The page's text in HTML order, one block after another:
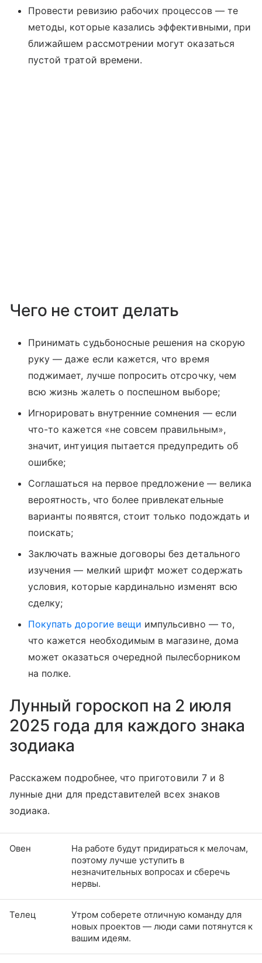
Провести ревизию рабочих процессов — те
методы, которые казались эффективными, при
ближайшем рассмотрении могут оказаться
пустой тратой времени.
Чего не стоит делать
Принимать судьбоносные решения на скорую
руку — даже если кажется, что время
поджимает, лучше попросить отсрочку, чем
всю жизнь жалеть о поспешном выборе;
Игнорировать внутренние сомнения — если
что-то кажется «не совсем правильным»,
значит, интуиция пытается предупредить об
ошибке;
Соглашаться на первое предложение — велика
вероятность, что более привлекательные
варианты появятся, стоит только подождать и
поискать;
Заключать важные договоры без детального
изучения — мелкий шрифт может содержать
условия, которые кардинально изменят всю
сделку;
Покупать дорогие вещи импульсивно — то,
что кажется необходимым в магазине, дома
может оказаться очередной пылесборником
на полке.
Лунный гороскоп на 2 июля
2025 года для каждого знака
зодиака
Расскажем подробнее, что приготовили 7 и 8
лунные дни для представителей всех знаков
зодиака.
Овен
На работе будут придираться к мелочам,
поэтому лучше уступить в
незначительных вопросах и сберечь
нервы.
Телец
Утром соберете отличную команду для
новых проектов — люди сами потянутся к
вашим идеям.